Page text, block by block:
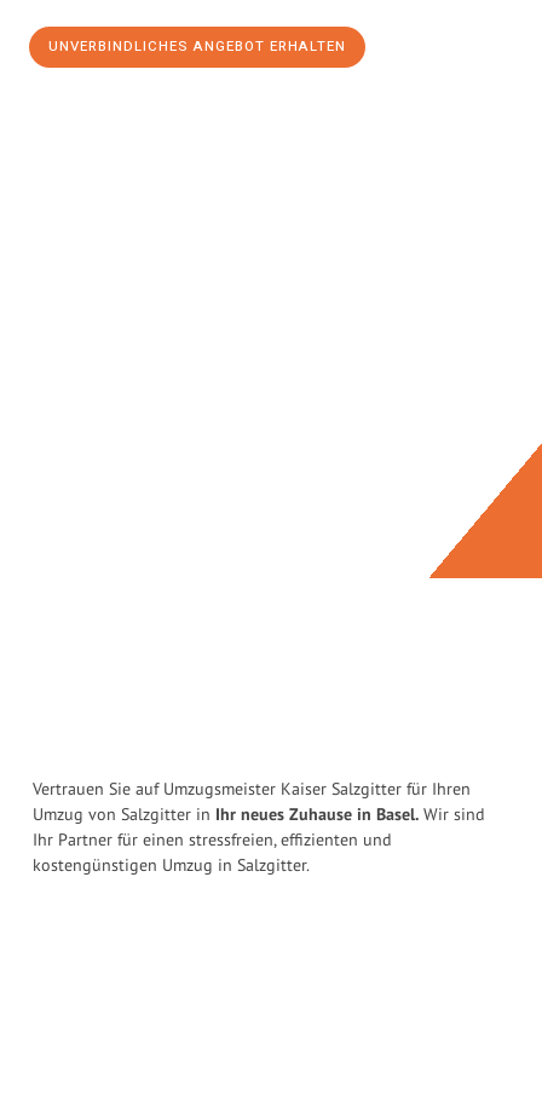
UNVERBINDLICHES ANGEBOT ERHALTEN
Vertrauen Sie auf Umzugsmeister Kaiser Salzgitter für Ihren
Umzug von Salzgitter in Ihr neues Zuhause in Basel. Wir sind
Ihr Partner für einen stressfreien, effizienten und
kostengünstigen Umzug in Salzgitter.